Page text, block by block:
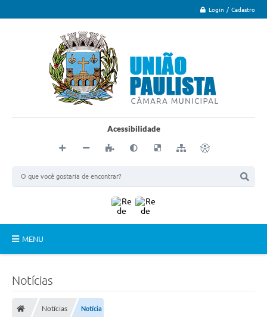
Login / Cadastro
Acessibilidade
MENU
O Município
Notícias
Notícias Notícia